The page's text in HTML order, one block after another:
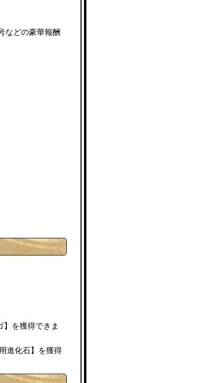
などの豪華報酬
を獲得できま
進化石】を獲得